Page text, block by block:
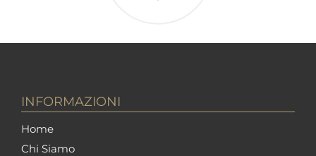
INFORMAZIONI
Home
Chi Siamo